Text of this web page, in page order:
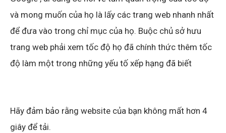
và mong muốn của họ là lấy các trang web nhanh nhất
để đưa vào trong chỉ mục của họ. Buộc chủ sở hưu
trang web phải xem tốc độ họ đã chính thức thêm tốc
độ làm một trong những yếu tố xếp hạng đã biết
Hãy đảm bảo rằng website của bạn không mất hơn 4
giây để tải.